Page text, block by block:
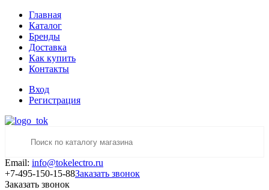
Главная
Каталог
Бренды
Доставка
Как купить
Контакты
Вход
Регистрация
Email: info@tokelectro.ru
+7-495-150-15-88Заказать звонок
Заказать звонок